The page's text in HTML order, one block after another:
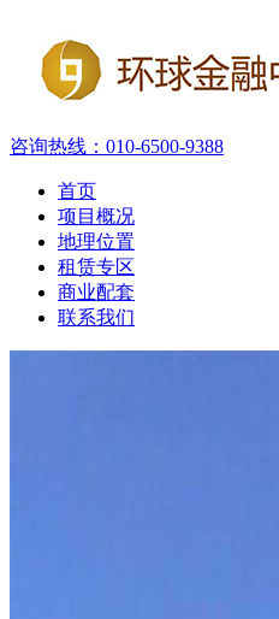
咨询热线： 010-6500-9388
首页
项目概况
地理位置
租赁专区
商业配套
联系我们